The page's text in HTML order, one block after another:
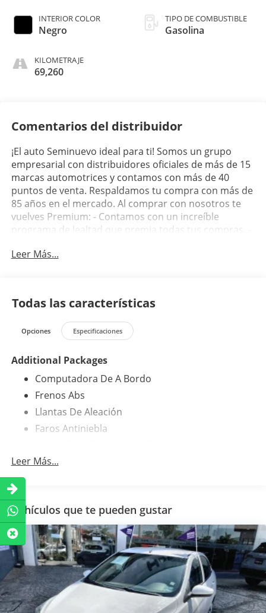
INTERIOR COLOR
Negro
KILOMETRAJE
69,260
TIPO DE COMBUSTIBLE
Gasolina
Comentarios del distribuidor
¡El auto Seminuevo ideal para ti! Somos un grupo
empresarial con distribuidores oficiales de más de 15
marcas automotrices y contamos con más de 40
puntos de venta. Respaldamos tu compra con más de
85 años en el mercado. Al comprar con nosotros te
vuelves Premium: - Contamos con un increíble
programa de lealtad que premia todas tus compras. -
descuentos en negocios participantes. Misión: Ser el
gente, la fortaleza de nuestros negocios y el
reconocimiento de nuestros aliados comerciales.
¡Cotiza ahora!
Leer Más...
Todas las características
Opciones Especificaciones
Additional Packages
Computadora De A Bordo
Frenos Abs
Llantas De Aleación
Faros Antiniebla
Airbag Laterales
Aire Acondicionado
Cristales Eléctricos
Am/Fm
Adaptador Para Mp3 Portátil (I-Pod)
Entrada Usb
Leer Más...
Vehículos que te pueden gustar